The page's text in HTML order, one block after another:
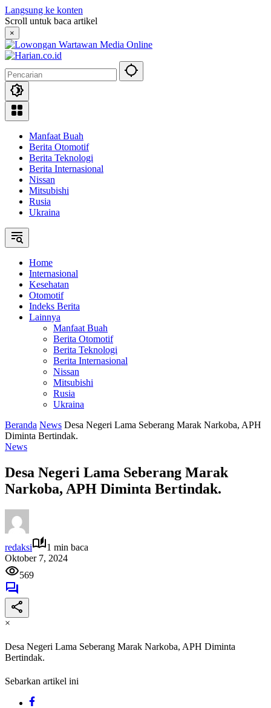
Langsung ke konten
Scroll untuk baca artikel
×
Manfaat Buah
Berita Otomotif
Berita Teknologi
Berita Internasional
Nissan
Mitsubishi
Rusia
Ukraina
Home
Internasional
Kesehatan
Otomotif
Indeks Berita
Lainnya
Manfaat Buah
Berita Otomotif
Berita Teknologi
Berita Internasional
Nissan
Mitsubishi
Rusia
Ukraina
Beranda News Desa Negeri Lama Seberang Marak Narkoba, APH
Diminta Bertindak.
News
Desa Negeri Lama Seberang Marak
Narkoba, APH Diminta Bertindak.
redaksi
1 min baca
Oktober 7, 2024
569
×
Desa Negeri Lama Seberang Marak Narkoba, APH Diminta
Bertindak.
Sebarkan artikel ini